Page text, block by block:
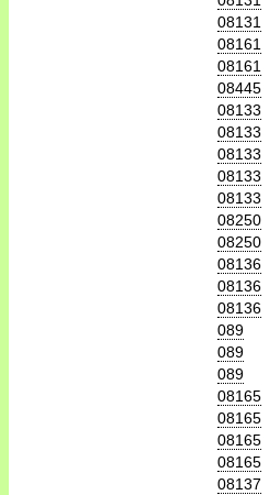
08131
08161
08161
08445
08133
08133
08133
08133
08133
08250
08250
08136
08136
08136
089
089
089
08165
08165
08165
08165
08137